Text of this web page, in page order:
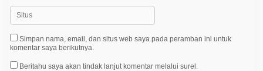
Simpan nama, email, dan situs web saya pada peramban ini untuk
komentar saya berikutnya.
Beritahu saya akan tindak lanjut komentar melalui surel.